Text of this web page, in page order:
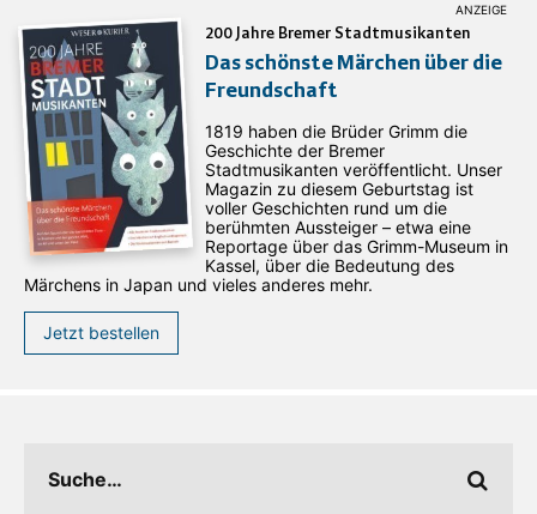
200 Jahre Bremer Stadtmusikanten
Das schönste Märchen über die
Freundschaft
1819 haben die Brüder Grimm die
Geschichte der Bremer
Stadtmusikanten veröffentlicht. Unser
Magazin zu diesem Geburtstag ist
voller Geschichten rund um die
berühmten Aussteiger – etwa eine
Reportage über das Grimm-Museum in
Kassel, über die Bedeutung des
Märchens in Japan und vieles anderes mehr.
Jetzt bestellen